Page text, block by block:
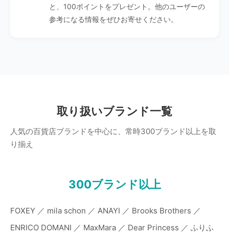
と、100ポイントをプレゼント。他のユーザーの
参考になる情報をぜひお寄せください。
取り扱いブランド一覧
人気の百貨店ブランドを中心に、常時300ブランド以上を取
り揃え
300ブランド以上
FOXEY ／ mila schon ／ ANAYI ／ Brooks Brothers ／
ENRICO DOMANI ／ MaxMara ／ Dear Princess ／ ふりふ